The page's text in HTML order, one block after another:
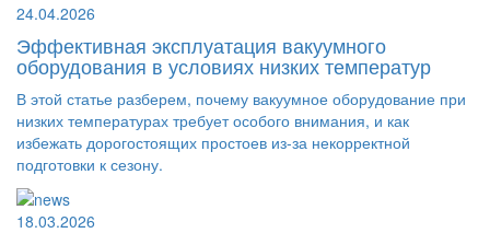
24.04.2026
Эффективная эксплуатация вакуумного
оборудования в условиях низких температур
В этой статье разберем, почему вакуумное оборудование при
низких температурах требует особого внимания, и как
избежать дорогостоящих простоев из-за некорректной
подготовки к сезону.
18.03.2026